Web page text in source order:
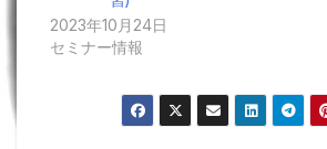
2023年10月24日
セミナー情報